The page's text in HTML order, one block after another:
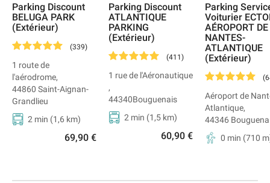
Parking Discount
BELUGA PARK
(Extérieur)
(339)
1 route de
l'aérodrome,
44860 Saint-Aignan-
Grandlieu
2 min (1,6 km)
69,90 €
Parking Discount
ATLANTIQUE
PARKING
(Extérieur)
(411)
1 rue de l'Aéronautique
,
44340Bouguenais
2 min (1,5 km)
60,90 €
Parking
Voiturier
AÉROPORT DE
NANTES-
ATLANTIQUE
(Extérieur)
(
Aéroport de
Atlantique,
44346
0 min (710